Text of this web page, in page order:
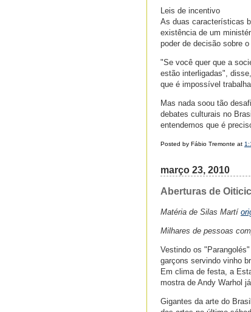
Leis de incentivo
As duas características
existência de um
poder de decisão sobre
"Se você quer que a
estão interligadas",
que é impossível
Mas nada soou tão
debates culturais no
entendemos que é
Posted by Fábio Tremonte at
março 23, 2010
Aberturas de
Matéria de Silas Martí
Milhares de pessoas
Vestindo os
garçons servindo vinho
Em clima de festa, a
mostra de Andy Warhol
Gigantes da arte do